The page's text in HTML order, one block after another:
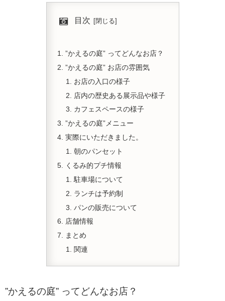
目次
”かえるの庭” ってどんなお店？
”かえるの庭” お店の雰囲気
お店の入口の様子
店内の歴史ある展示品や様子
カフェスペースの様子
”かえるの庭”メニュー
実際にいただきました。
朝のパンセット
くるみ的プチ情報
駐車場について
ランチは予約制
パンの販売について
店舗情報
まとめ
関連
”かえるの庭” ってどんなお店？